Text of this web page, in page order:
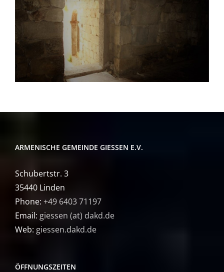
ARMENISCHE GEMEINDE GIESSEN E.V.
Schubertstr. 3
35440 Linden
Phone: +49 6403 71197
Email: giessen (at) dakd.de
Web: giessen.dakd.de
ÖFFNUNGSZEITEN